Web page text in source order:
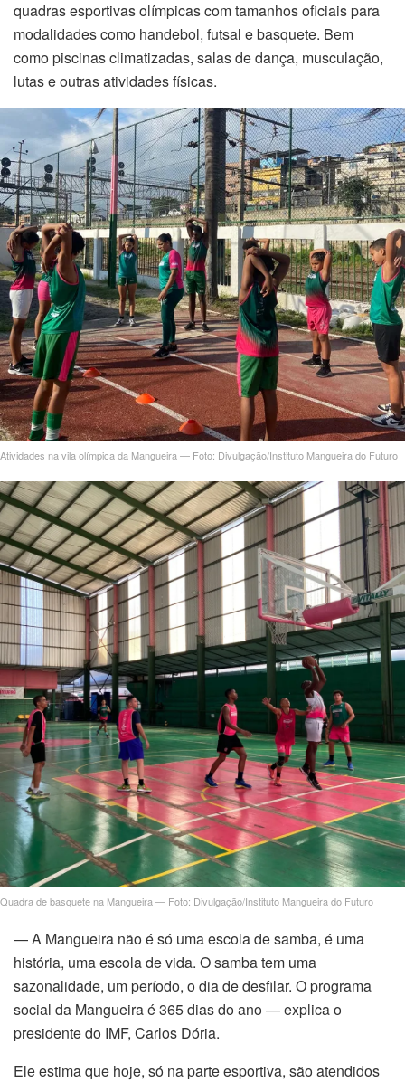
quadras esportivas olímpicas com tamanhos oficiais para
modalidades como handebol, futsal e basquete. Bem
como piscinas climatizadas, salas de dança, musculação,
lutas e outras atividades físicas.
Atividades na vila olímpica da Mangueira — Foto: Divulgação/Instituto Mangueira do Futuro
Quadra de basquete na Mangueira — Foto: Divulgação/Instituto Mangueira do Futuro
— A Mangueira não é só uma escola de samba, é uma
história, uma escola de vida. O samba tem uma
sazonalidade, um período, o dia de desfilar. O programa
social da Mangueira é 365 dias do ano — explica o
presidente do IMF, Carlos Dória.
Ele estima que hoje, só na parte esportiva, são atendidos